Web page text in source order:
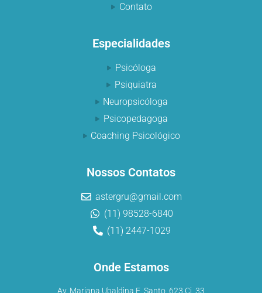
Contato
Especialidades
Psicóloga
Psiquiatra
Neuropsicóloga
Psicopedagoga
Coaching Psicológico
Nossos Contatos
astergru@gmail.com
(11) 98528-6840
(11) 2447-1029
Onde Estamos
Av. Mariana Ubaldina E. Santo, 623 Cj. 33